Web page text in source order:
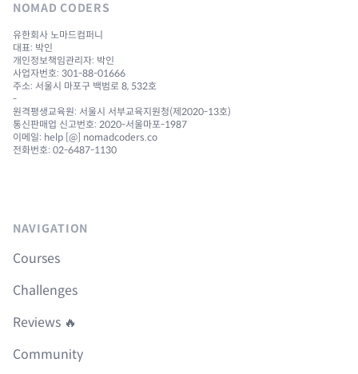
NOMAD CODERS
유한회사 노마드컴퍼니
대표: 박인
개인정보책임관리자: 박인
사업자번호: 301-88-01666
주소: 서울시 마포구 백범로 8, 532호
-
원격평생교육원: 서울시 서부교육지원청(제2020-13호)
통신판매업 신고번호: 2020-서울마포-1987
이메일: help [@] nomadcoders.co
전화번호: 02-6487-1130
NAVIGATION
Courses
Challenges
Reviews 🔥
Community